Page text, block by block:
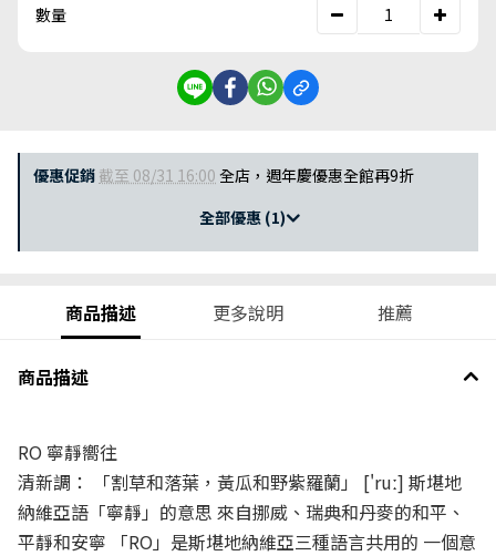
數量
優惠促銷 截至 08/31 16:00 全店，週年慶優惠全館再9折
全部優惠 (1)
商品描述 更多說明 推薦
商品描述
RO 寧靜嚮往
清新調： 「割草和落葉，黃瓜和野紫羅蘭」 ['ruː] 斯堪地
納維亞語「寧靜」的意思 來自挪威、瑞典和丹麥的和平、
平靜和安寧 「RO」是斯堪地納維亞三種語言共用的 一個意